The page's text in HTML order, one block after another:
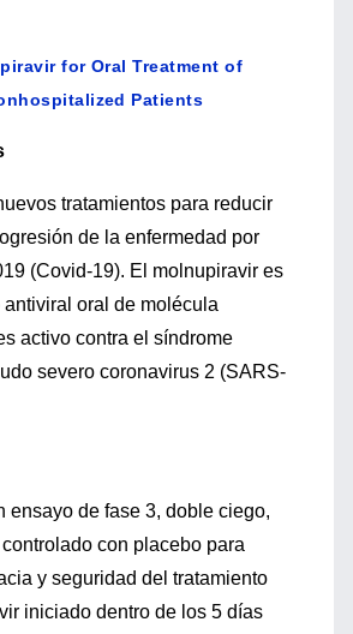
for Oral Treatment of
Patients
tratamientos para reducir
de la enfermedad por
(Covid-19). El molnupiravir es
antiviral oral de molécula
activo contra el síndrome
severo coronavirus 2 (SARS-
ensayo de fase 3, doble ciego,
con placebo para
y seguridad del tratamiento
iniciado dentro de los 5 días